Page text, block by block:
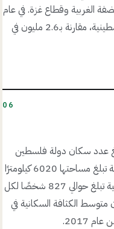
الغربية وقطاع غزة. في عام
2010، زار 4.6 مليون شخص الأراضي الفلسطينية، مقارنة بـ2.6 مليون في
06
عدد سكان دولة فلسطين
4،420،549 نسمة في عام 2013. في منطقة تبلغ مساحتها 6020 كيلومترًا
مربعًا (2320 ميلًا مربعًا)، هناك كثافة سكانية تبلغ حوالي 827 شخصًا لكل
الكثافة السكانية في